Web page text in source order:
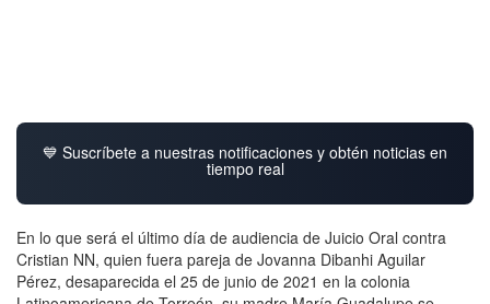
💙 Suscríbete a nuestras notificaciones y obtén noticias en
tiempo real
En lo que será el último día de audiencia de Juicio Oral contra
Cristian NN, quien fuera pareja de Jovanna Dibanhi Aguilar
Pérez, desaparecida el 25 de junio de 2021 en la colonia